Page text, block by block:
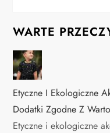
WARTE
Etyczne I Ekologiczne
Dodatki Zgodne Z
Etyczne i ekologiczne